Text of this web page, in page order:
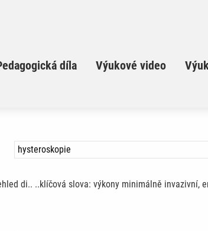
díla Výukové video
di.. ..klíčová slova: výkony minimálně invazivní,